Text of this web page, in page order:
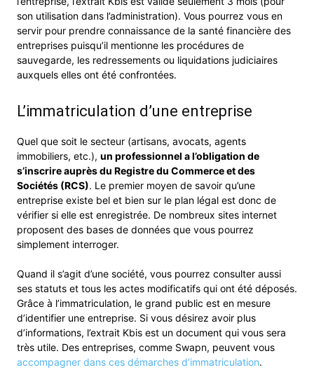
son utilisation dans l’administration). Vous pourrez vous en
servir pour prendre connaissance de la santé financière des
entreprises puisqu’il mentionne les procédures de
sauvegarde, les redressements ou liquidations judiciaires
auxquels elles ont été confrontées.
L’immatriculation d’une entreprise
Quel que soit le secteur (artisans, avocats, agents
immobiliers, etc.), un professionnel a l’obligation de
s’inscrire auprès du Registre du Commerce et des
Sociétés (RCS). Le premier moyen de savoir qu’une
entreprise existe bel et bien sur le plan légal est donc de
vérifier si elle est enregistrée. De nombreux sites internet
proposent des bases de données que vous pourrez
simplement interroger.
Quand il s’agit d’une société, vous pourrez consulter aussi
ses statuts et tous les actes modificatifs qui ont été déposés.
Grâce à l’immatriculation, le grand public est en mesure
d’identifier une entreprise. Si vous désirez avoir plus
d’informations, l’extrait Kbis est un document qui vous sera
très utile. Des entreprises, comme Swapn, peuvent vous
accompagner dans ces démarches d’immatriculation.